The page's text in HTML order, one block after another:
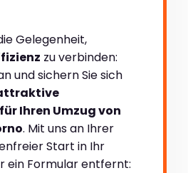
Gelegenheit,
zu verbinden:
und sichern Sie sich
Ihren Umzug von
. Mit uns an Ihrer
Start in Ihr
ein Formular entfernt: